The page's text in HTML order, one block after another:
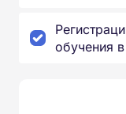
обучения